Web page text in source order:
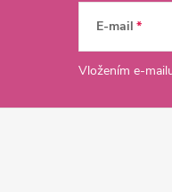
E-mail
Vložením e-